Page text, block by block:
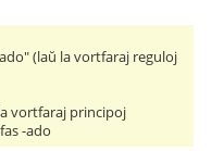
(laŭ la vortfaraj reguloj
vortfaraj principoj
-ado